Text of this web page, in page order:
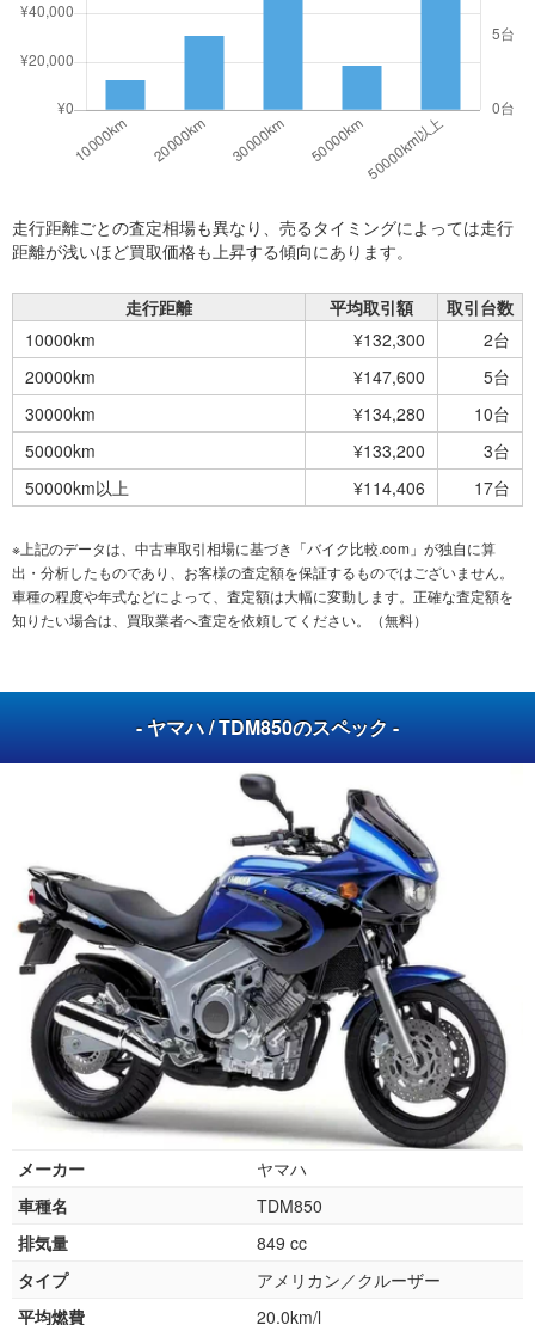
走行距離ごとの査定相場も異なり、売るタイミングによっては走行
距離が浅いほど買取価格も上昇する傾向にあります。
走行距離 平均取引額
取引台数
10000km
¥132,300
2台
20000km
¥147,600
5台
30000km
¥134,280
10台
50000km
¥133,200
3台
50000km以上
¥114,406 17台
※上記のデータは、中古車取引相場に基づき「バイク比較.com」が独自に算
出・分析したものであり、お客様の査定額を保証するものではございません。
車種の程度や年式などによって、査定額は大幅に変動します。正確な査定額を
知りたい場合は、買取業者へ査定を依頼してください。（無料）
- ヤマハ / TDM850のスペック -
メーカー
ヤマハ
車種名
TDM850
排気量
849 cc
タイプ
アメリカン／クルーザー
平均燃費
20.0km/l